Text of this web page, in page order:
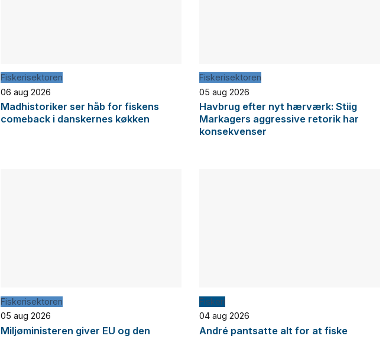
Fiskerisektoren
06 aug 2026
Madhistoriker ser håb for fiskens
comeback i danskernes køkken
Fiskerisektoren
05 aug 2026
Havbrug efter nyt hærværk: Stiig
Markagers aggressive retorik har
konsekvenser
Fiskerisektoren
05 aug 2026
Miljøministeren giver EU og den
Fiskeri
04 aug 2026
André pantsatte alt for at fiske